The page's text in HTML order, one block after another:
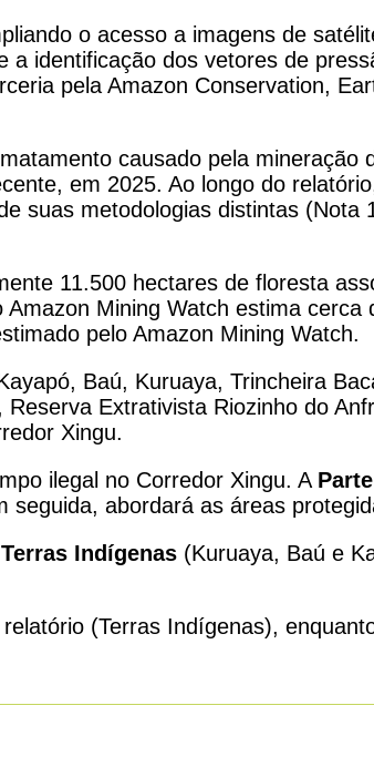
o acesso a imagens de
a identificação dos vetores de
pela Amazon Conservation,
causado pela mineração
em 2025. Ao longo do
suas metodologias distintas (Nota
11.500 hectares de floresta
Mining Watch estima cerca
pelo Amazon Mining Watch.
Baú, Kuruaya, Trincheira
Extrativista Riozinho do
Xingu.
ilegal no Corredor Xingu. A
seguida, abordará as áreas
Terras Indígenas (Kuruaya, Baú e
(Terras Indígenas),